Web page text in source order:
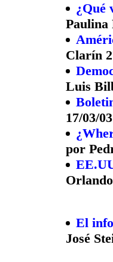
¿Qué
Paulina
Clarín
Luis
17/03/03
por
El
José